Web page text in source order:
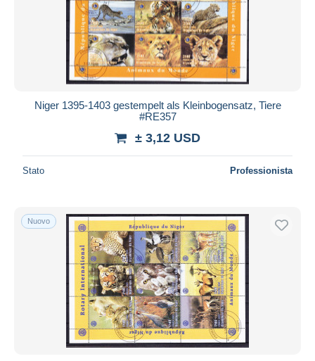
Niger 1395-1403 gestempelt als Kleinbogensatz, Tiere
#RE357
± 3,12 USD
Stato Professionista
Nuovo